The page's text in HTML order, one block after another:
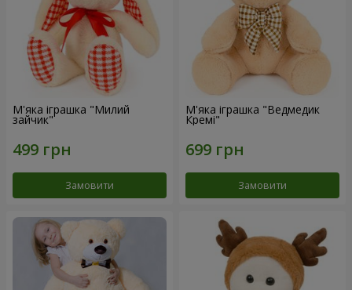
М'яка іграшка "Милий
зайчик"
Замовити
М'яка іграшка "Ведмедик
Кремі"
Замовити